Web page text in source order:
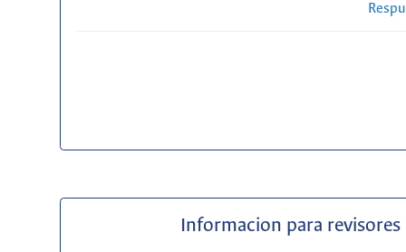
Informacion para revisores